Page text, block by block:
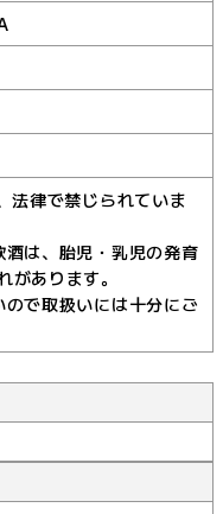
法律で禁じられていま
は、胎児・乳児の発育
があります。
で取扱いには十分にご